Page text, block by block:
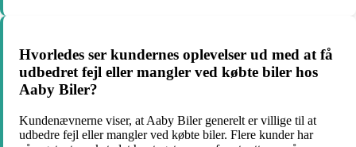
Hvorledes ser kundernes oplevelser ud med at få
udbedret fejl eller mangler ved købte biler hos
Aaby Biler?
Kundenævnerne viser, at Aaby Biler generelt er villige til at
udbedre fejl eller mangler ved købte biler. Flere kunder har